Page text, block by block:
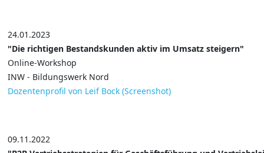
24.01.2023
"Die richtigen Bestandskunden aktiv im Umsatz steigern"
Online-Workshop
INW - Bildungswerk Nord
Dozentenprofil von Leif Bock (Screenshot)
09.11.2022